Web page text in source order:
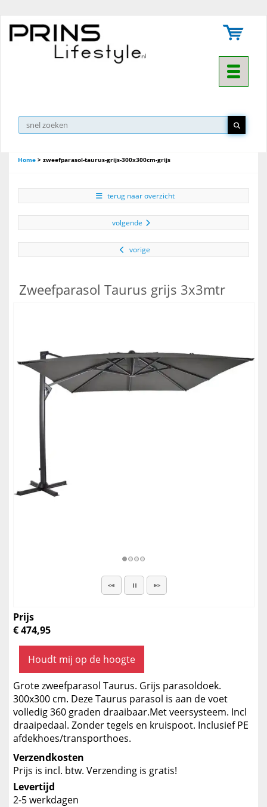
Toggle
Home > zweefparasol-taurus-grijs-300x300cm-grijs
terug naar overzicht
volgende
vorige
Zweefparasol Taurus grijs 3x3mtr
Prijs
€ 474,95
Houdt mij op de hoogte
Grote zweefparasol Taurus. Grijs parasoldoek.
300x300 cm. Deze Taurus parasol is aan de voet
volledig 360 graden draaibaar.Met veersysteem. Incl
draaipedaal. Zonder tegels en kruispoot. Inclusief PE
afdekhoes/transporthoes.
Verzendkosten
Prijs is incl. btw. Verzending is gratis!
Levertijd
2-5 werkdagen